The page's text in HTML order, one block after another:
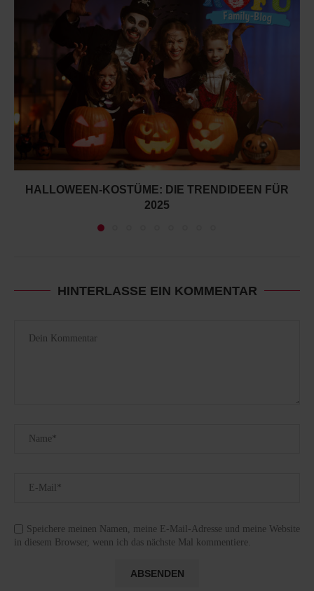
HALLOWEEN-KOSTÜME: DIE TRENDIDEEN FÜR
2025
HINTERLASSE EIN KOMMENTAR
Speichere meinen Namen, meine E-Mail-Adresse und meine Website
in diesem Browser, wenn ich das nächste Mal kommentiere.